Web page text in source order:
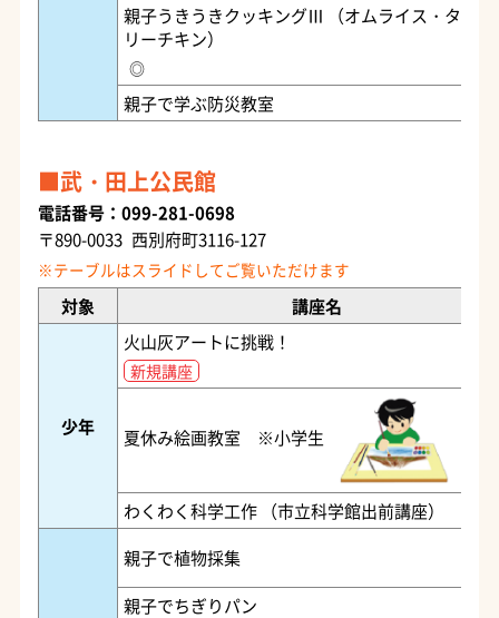
親子うきうきクッキングⅢ （オムライス・タンド
リーチキン）
◎
親子で学ぶ防災教室
武・田上公民館
電話番号：099-281-0698
〒890-0033 西別府町3116-127
対象 講座名
少年
火山灰アートに挑戦！
新規講座
夏休み絵画教室 ※小学生
わくわく科学工作 （市立科学館出前講座）
親子で植物採集
親子でちぎりパン